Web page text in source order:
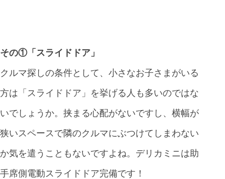
その①「スライドドア」
クルマ探しの条件として、小さなお子さまがいる
方は「スライドドア」を挙げる人も多いのではな
いでしょうか。挟まる心配がないですし、横幅が
狭いスペースで隣のクルマにぶつけてしまわない
か気を遣うこともないですよね。デリカミニは助
手席側電動スライドドア完備です！